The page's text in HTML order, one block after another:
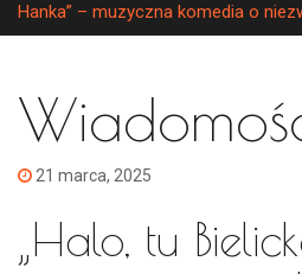
Hanka” – muzyczna komedia o
21 marca, 2025
„Halo, tu